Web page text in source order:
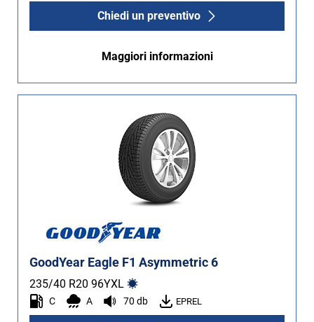
Chiedi un preventivo
Maggiori informazioni
GoodYear Eagle F1 Asymmetric 6
235/40 R20 96YXL
C A 70 db EPREL